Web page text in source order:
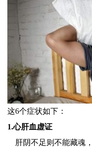
这6个症状如下：
1.心肝血虚证
肝阴不足则不能藏魂